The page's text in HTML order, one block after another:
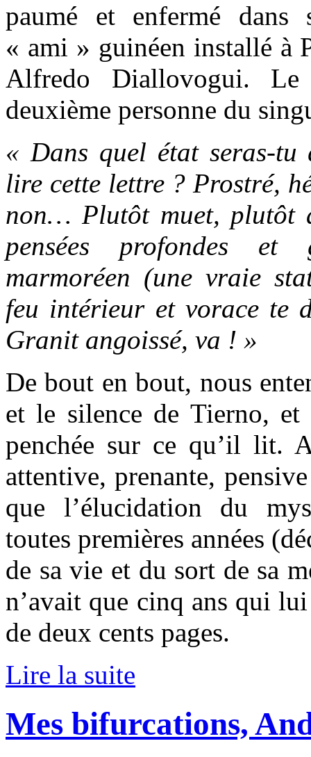
paumé et enfermé
« ami » guinéen installé à
Alfredo Diallovogui.
deuxième personne du
« Dans quel état seras-
lire cette lettre ? Prostré,
non… Plutôt muet, plutôt
pensées profondes
marmoréen (une vraie
feu intérieur et vorace te
Granit angoissé, va ! »
De bout en bout, nous
et le silence de Tierno,
penchée sur ce qu’il lit.
attentive, prenante,
que l’élucidation du
toutes premières années
de sa vie et du sort de sa
n’avait que cinq ans qui
de deux cents pages.
Lire la suite
Mes bifurcations,